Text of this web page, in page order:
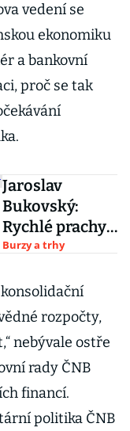
vedení se
ekonomiku
a bankovní
proč se tak
Jaroslav
Bukovský:
Rychlé prachy
na burze aneb
růstového
portfolia do
pěti minut
Burzy a trhy
rozpočty,
nebývale ostře
rady ČNB
financí.
politika ČNB